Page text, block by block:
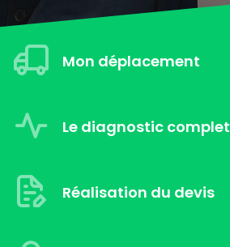
Mon déplacement
Le diagnostic complet
Réalisation du devis